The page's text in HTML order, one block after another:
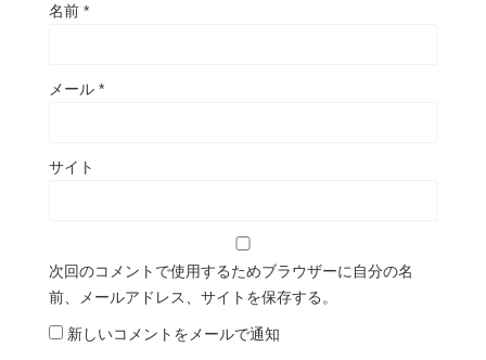
名前 *
メール *
サイト
次回のコメントで使用するためブラウザーに自分の名
前、メールアドレス、サイトを保存する。
新しいコメントをメールで通知